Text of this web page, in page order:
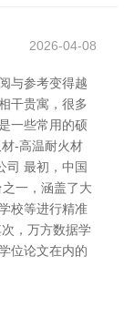
2026-04-08
与参考变得越
干贵寓，很多
一些常用的硕
-高温耐火材
司 最初，中国
一，涵盖了大
校等进行精准
，万方数据学
位论文在内的